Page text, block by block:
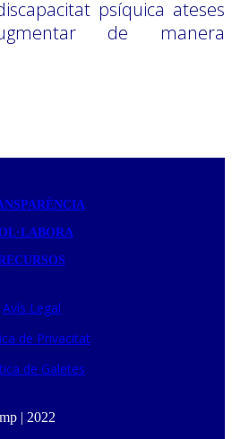
psíquica ateses
de manera
Avís Legal
de Privacitat
de Galetes
| 2022